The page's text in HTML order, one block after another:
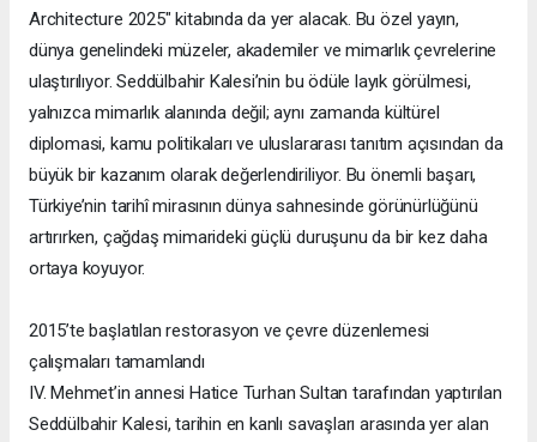
Architecture 2025" kitabında da yer alacak. Bu özel yayın,
dünya genelindeki müzeler, akademiler ve mimarlık çevrelerine
ulaştırılıyor. Seddülbahir Kalesi’nin bu ödüle layık görülmesi,
yalnızca mimarlık alanında değil; aynı zamanda kültürel
diplomasi, kamu politikaları ve uluslararası tanıtım açısından da
büyük bir kazanım olarak değerlendiriliyor. Bu önemli başarı,
Türkiye’nin tarihî mirasının dünya sahnesinde görünürlüğünü
artırırken, çağdaş mimarideki güçlü duruşunu da bir kez daha
ortaya koyuyor.
2015’te başlatılan restorasyon ve çevre düzenlemesi
çalışmaları tamamlandı
IV. Mehmet’in annesi Hatice Turhan Sultan tarafından yaptırılan
Seddülbahir Kalesi, tarihin en kanlı savaşları arasında yer alan